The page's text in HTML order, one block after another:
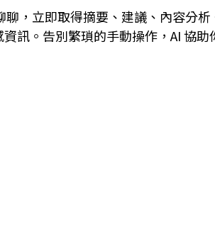
聊，立即取得摘要、建議、內容分
訊。告別繁瑣的手動操作，AI 協助